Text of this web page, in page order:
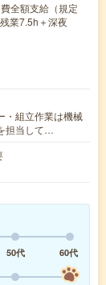
全額支給（規定
業7.5h＋深夜
・組立作業は機械
担当して…
50代
60代